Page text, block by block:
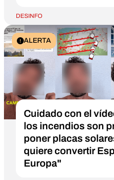
DESINFO
ALERTA
Cuidado con el
los incendios son
poner placas
quiere convertir
Europa"